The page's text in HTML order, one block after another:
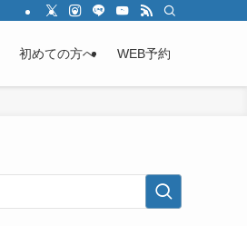
初めての方へ WEB予約